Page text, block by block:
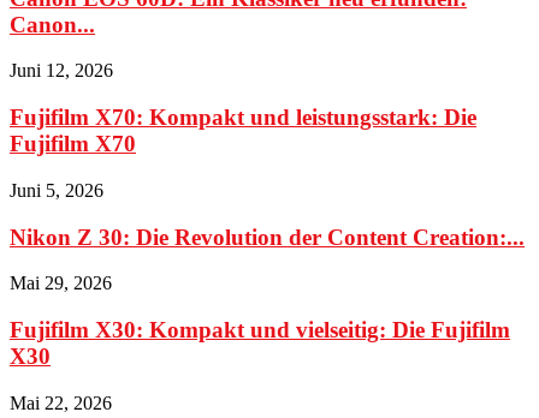
Canon...
Juni 12, 2026
Fujifilm X70: Kompakt und leistungsstark: Die
Fujifilm X70
Juni 5, 2026
Nikon Z 30: Die Revolution der Content Creation:...
Mai 29, 2026
Fujifilm X30: Kompakt und vielseitig: Die Fujifilm
X30
Mai 22, 2026